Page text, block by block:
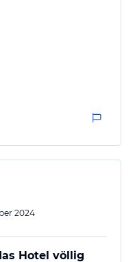
2024
Hotel völlig